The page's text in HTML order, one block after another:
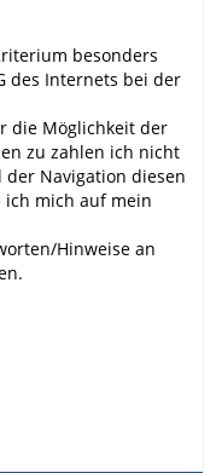
besonders
des Internets bei der
die Möglichkeit der
zu zahlen ich nicht
Navigation diesen
ich mich auf mein
Hinweise an